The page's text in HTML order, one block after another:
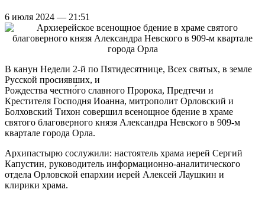
6 июля 2024 — 21:51
В канун Недели 2-й по Пятидесятнице, Всех святых, в земле
Русской просиявших, и
Рождества честно́го славного Пророка, Предтечи и
Крестителя Господня Иоанна, митрополит Орловский и
Болховский Тихон совершил всенощное бдение в храме
святого благоверного князя Александра Невского в 909-м
квартале города Орла.
Архипастырю сослужили: настоятель храма иерей Сергий
Капустин, руководитель информационно-аналитического
отдела Орловской епархии иерей Алексей Лаушкин и
клирики храма.